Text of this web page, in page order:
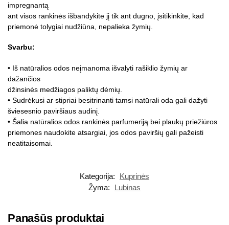
impregnantą
ant visos rankinės išbandykite jį tik ant dugno, įsitikinkite, kad
priemonė tolygiai nudžiūna, nepalieka žymių.
Svarbu:
• Iš natūralios odos neįmanoma išvalyti rašiklio žymių ar
dažančios
džinsinės medžiagos paliktų dėmių.
• Sudrėkusi ar stipriai besitrinanti tamsi natūrali oda gali dažyti
šviesesnio paviršiaus audinį.
• Šalia natūralios odos rankinės parfumeriją bei plaukų priežiūros
priemones naudokite atsargiai, jos odos paviršių gali pažeisti
neatitaisomai.
Kategorija:
Kuprinės
Žyma:
Lubinas
Panašūs produktai